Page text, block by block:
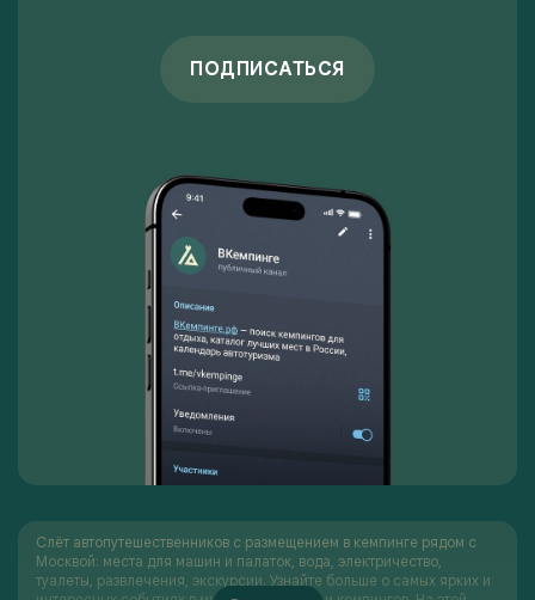
ПОДПИСАТЬСЯ
Слёт автопутешественников с размещением в кемпинге рядом с
Москвой: места для машин и палаток, вода, электричество,
туалеты, развлечения, экскурсии. Узнайте больше о самых ярких и